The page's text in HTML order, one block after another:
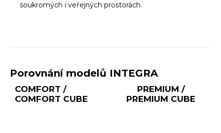
soukromých i veřejných prostorách.
Porovnání modelů INTEGRA
COMFORT /
COMFORT CUBE
PREMIUM /
PREMIUM CUBE